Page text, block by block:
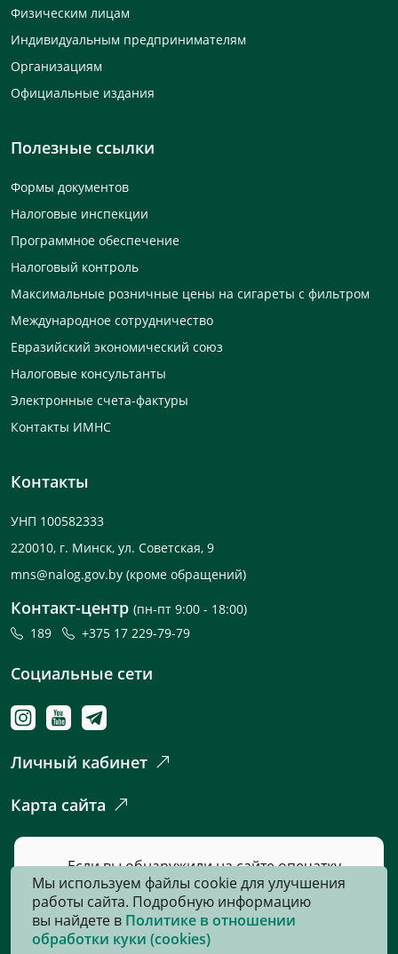
Физическим лицам
Индивидуальным предпринимателям
Организациям
Официальные издания
Полезные ссылки
Формы документов
Налоговые инспекции
Программное обеспечение
Налоговый контроль
Максимальные розничные цены на сигареты с фильтром
Международное сотрудничество
Евразийский экономический союз
Налоговые консультанты
Электронные счета-фактуры
Контакты ИМНС
Контакты
УНП 100582333
220010, г. Минск, ул. Советская, 9
mns@nalog.gov.by (кроме обращений)
Контакт-центр (пн-пт 9:00 - 18:00)
189
+375 17 229-79-79
Социальные сети
Личный кабинет
Карта сайта
Если вы обнаружили на сайте опечатку
или неточность, пожалуйста, нажмите
сюдаи сообщите нам об этом.
Мы используем файлы cookie для улучшения
работы сайта. Подробную информацию
вы найдете в Политике в отношении
обработки куки (cookies)